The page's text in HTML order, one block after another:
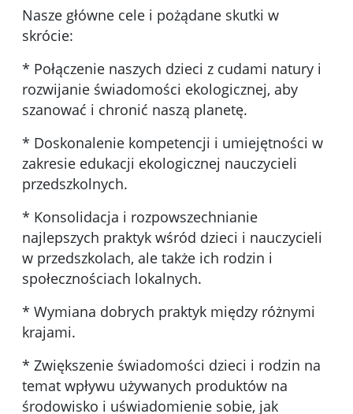
Nasze główne cele i pożądane skutki w
skrócie:
* Połączenie naszych dzieci z cudami natury i
rozwijanie świadomości ekologicznej, aby
szanować i chronić naszą planetę.
* Doskonalenie kompetencji i umiejętności w
zakresie edukacji ekologicznej nauczycieli
przedszkolnych.
* Konsolidacja i rozpowszechnianie
najlepszych praktyk wśród dzieci i nauczycieli
w przedszkolach, ale także ich rodzin i
społecznościach lokalnych.
* Wymiana dobrych praktyk między różnymi
krajami.
* Zwiększenie świadomości dzieci i rodzin na
temat wpływu używanych produktów na
środowisko i uświadomienie sobie, jak